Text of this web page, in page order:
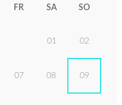
FR SA SO
01 02
07 08 09